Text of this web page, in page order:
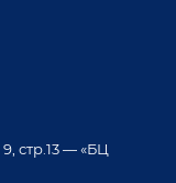
стр.13 — «БЦ